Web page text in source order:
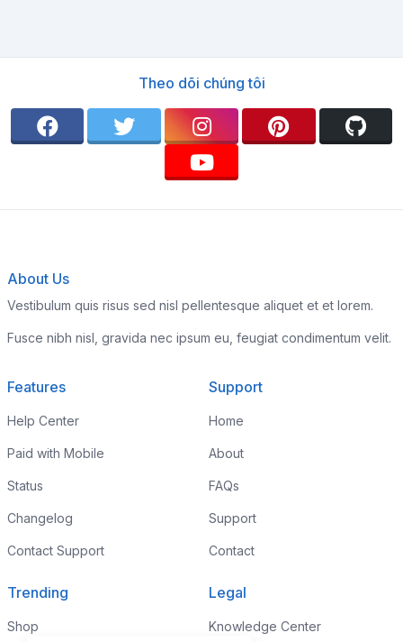
Theo dõi chúng tôi
About Us
Vestibulum quis risus sed nisl pellentesque aliquet et et lorem.
Fusce nibh nisl, gravida nec ipsum eu, feugiat condimentum velit.
Features
Help Center
Paid with Mobile
Status
Changelog
Contact Support
Support
Home
About
FAQs
Support
Contact
Trending
Shop
Legal
Knowledge Center